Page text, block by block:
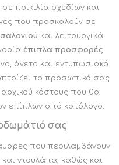
σε ποικιλία σχεδίων και
που προσκαλούν σε
και λειτουργικά
έπιπλα προσφορές
άνετο και εντυπωσιακό
το προσωπικό σας
κόστους που θα
επίπλων από κατάλογο.
σας
που περιλαμβάνουν
και ντουλάπα, καθώς και